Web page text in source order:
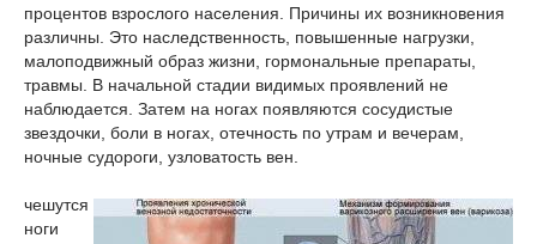
процентов взрослого населения. Причины их возникновения
различны. Это наследственность, повышенные нагрузки,
малоподвижный образ жизни, гормональные препараты,
травмы. В начальной стадии видимых проявлений не
наблюдается. Затем на ногах появляются сосудистые
звездочки, боли в ногах, отечность по утрам и вечерам,
ночные судороги, узловатость вен.
чешутся
ноги